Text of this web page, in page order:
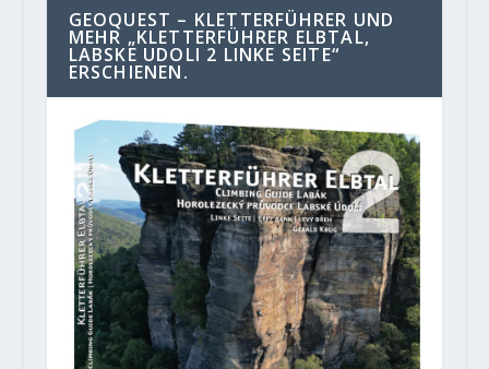
GEOQUEST – KLETTERFÜHRER UND
MEHR „KLETTERFÜHRER ELBTAL,
LABSKE UDOLI 2 LINKE SEITE“
ERSCHIENEN.